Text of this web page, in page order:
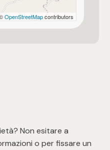
OpenStreetMapcontributors
Non esitare a
o per fissare un